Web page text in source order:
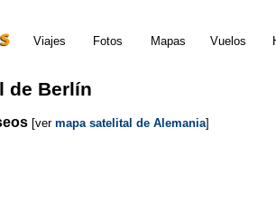
Viajes Fotos Mapas Vuelos
de Berlín
[ver mapa satelital de Alemania]